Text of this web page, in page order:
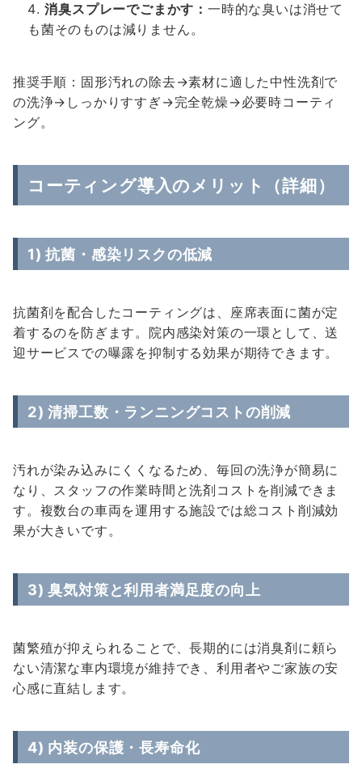
消臭スプレーでごまかす：一時的な臭いは消せて
も菌そのものは減りません。
推奨手順：固形汚れの除去→素材に適した中性洗剤で
の洗浄→しっかりすすぎ→完全乾燥→必要時コーティ
ング。
コーティング導入のメリット（詳細）
1) 抗菌・感染リスクの低減
抗菌剤を配合したコーティングは、座席表面に菌が定
着するのを防ぎます。院内感染対策の一環として、送
迎サービスでの曝露を抑制する効果が期待できます。
2) 清掃工数・ランニングコストの削減
汚れが染み込みにくくなるため、毎回の洗浄が簡易に
なり、スタッフの作業時間と洗剤コストを削減できま
す。複数台の車両を運用する施設では総コスト削減効
果が大きいです。
3) 臭気対策と利用者満足度の向上
菌繁殖が抑えられることで、長期的には消臭剤に頼ら
ない清潔な車内環境が維持でき、利用者やご家族の安
心感に直結します。
4) 内装の保護・長寿命化